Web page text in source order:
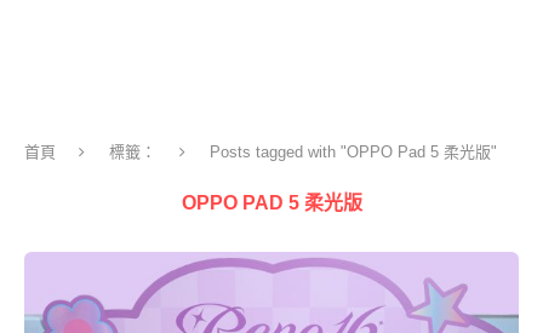
首頁 標籤： Posts tagged with "OPPO Pad 5 柔光版"
OPPO PAD 5 柔光版